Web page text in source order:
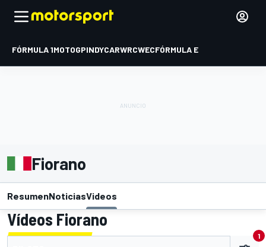
FÓRMULA 1MOTOGPINDYCARWRCWECFÓRMULA E
Fiorano
ResumenNoticiasVideos
Vídeos Fiorano
1